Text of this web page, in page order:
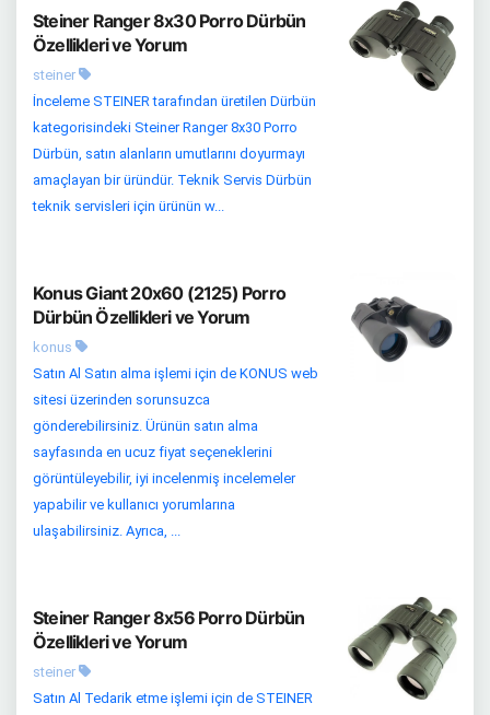
Steiner Ranger 8x30 Porro Dürbün
Özellikleri ve Yorum
steiner
İnceleme STEINER tarafından üretilen Dürbün
kategorisindeki Steiner Ranger 8x30 Porro
Dürbün, satın alanların umutlarını doyurmayı
amaçlayan bir üründür. Teknik Servis Dürbün
teknik servisleri için ürünün w...
Konus Giant 20x60 (2125) Porro
Dürbün Özellikleri ve Yorum
konus
Satın Al Satın alma işlemi için de KONUS web
sitesi üzerinden sorunsuzca
gönderebilirsiniz. Ürünün satın alma
sayfasında en ucuz fiyat seçeneklerini
görüntüleyebilir, iyi incelenmiş incelemeler
yapabilir ve kullanıcı yorumlarına
ulaşabilirsiniz. Ayrıca, ...
Steiner Ranger 8x56 Porro Dürbün
Özellikleri ve Yorum
steiner
Satın Al Tedarik etme işlemi için de STEINER